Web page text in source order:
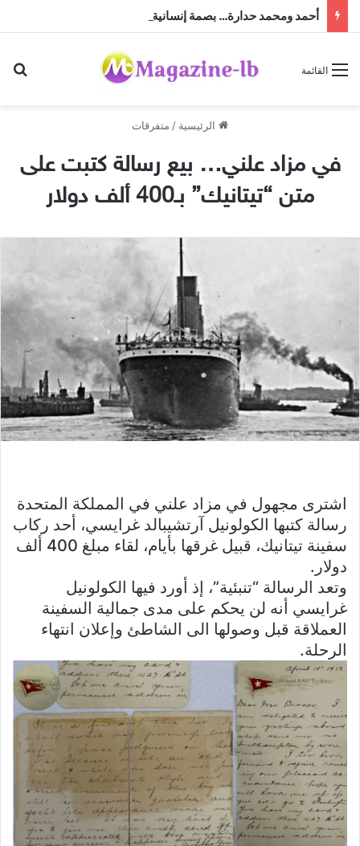
القائمة
الرئيسية / متفرقات
في مزاد علني… بيع رسالة كتبت على
متن “تيتانيك” بـ400 ألف دولار
اشترى مجهول في مزاد علني في المملكة المتحدة
رسالة كتبها الكولونيل آرتشيبالد غرايسي، أحد ركاب
سفينة تيتانيك، قبيل غرقها بأيام، لقاء مبلغ 400 ألف
دولار.
وتعد الرسالة “تنبئية”، إذ أورد فيها الكولونيل
غرايسي أنه لن يحكم على مدى جمالية السفينة
العملاقة قبل وصولها الى الشاطئ وإعلان انتهاء
الرحلة.